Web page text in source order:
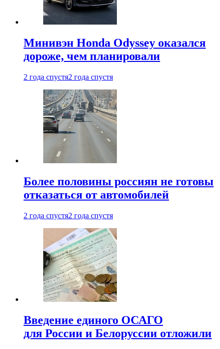
Минивэн Honda Odyssey оказался
дороже, чем планировали
2 года спустя2 года спустя
Более половины россиян не готовы
отказаться от автомобилей
2 года спустя2 года спустя
Введение единого ОСАГО
для России и Белоруссии отложили